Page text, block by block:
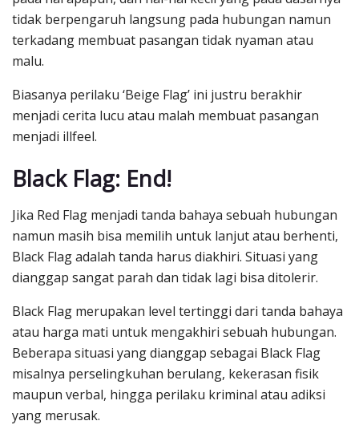
tidak berpengaruh langsung pada hubungan namun
terkadang membuat pasangan tidak nyaman atau
malu.
Biasanya perilaku ‘Beige Flag’ ini justru berakhir
menjadi cerita lucu atau malah membuat pasangan
menjadi illfeel.
Black Flag: End!
Jika Red Flag menjadi tanda bahaya sebuah hubungan
namun masih bisa memilih untuk lanjut atau berhenti,
Black Flag adalah tanda harus diakhiri. Situasi yang
dianggap sangat parah dan tidak lagi bisa ditolerir.
Black Flag merupakan level tertinggi dari tanda bahaya
atau harga mati untuk mengakhiri sebuah hubungan.
Beberapa situasi yang dianggap sebagai Black Flag
misalnya perselingkuhan berulang, kekerasan fisik
maupun verbal, hingga perilaku kriminal atau adiksi
yang merusak.